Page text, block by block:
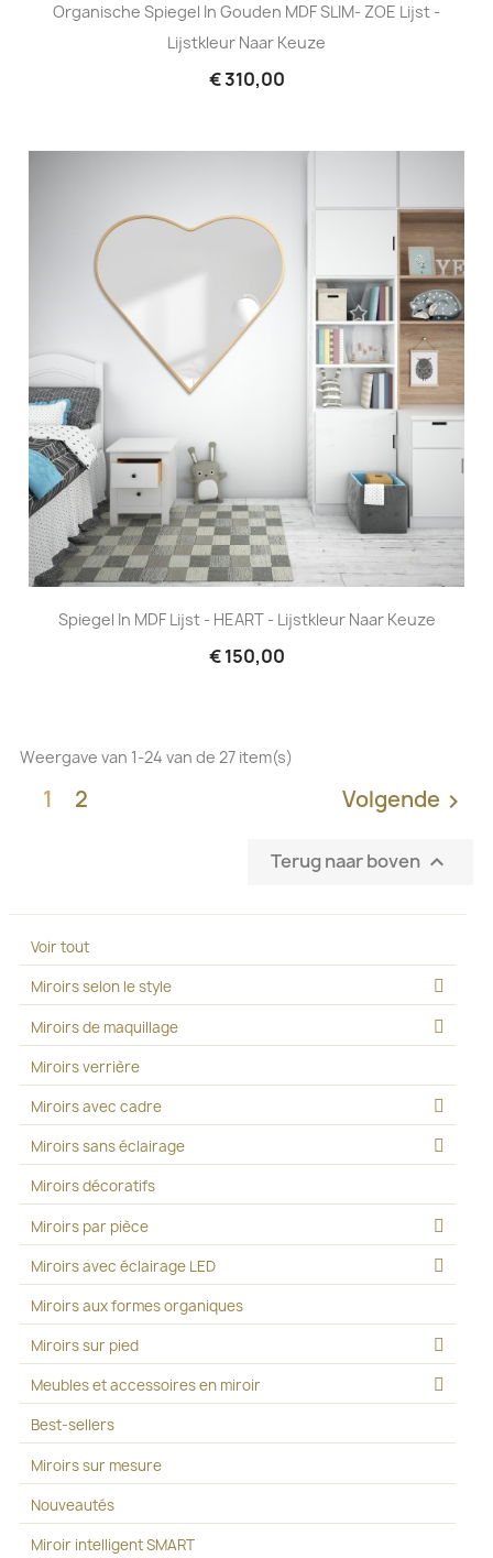
Voir tout
Miroirs selon le style
Miroirs de maquillage
Miroirs verrière
Miroirs avec cadre
Miroirs sans éclairage
Miroirs décoratifs
Miroirs par pièce
Miroirs avec éclairage LED
Miroirs aux formes organiques
Miroirs sur pied
Meubles et accessoires en miroir
Best-sellers
Miroirs sur mesure
Nouveautés
Miroir intelligent SMART
Organische Spiegel In Gouden MDF SLIM- ZOE Lijst -
Lijstkleur Naar Keuze
€ 310,00
Spiegel In MDF Lijst - HEART - Lijstkleur Naar Keuze
€ 150,00
Weergave van 1-24 van de 27 item(s)
1 2 Volgende 
Terug naar boven 